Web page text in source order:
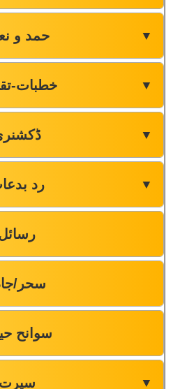
حمد و ▼
خطبات- ▼
▼
رد ▼
سحر/
سوانح
سیرت ▼